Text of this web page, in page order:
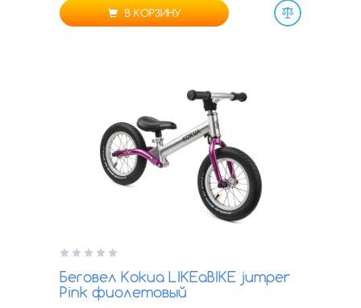
В КОРЗИНУ
Беговел Kokua LIKEaBIKE jumper
Pink фиолетовый